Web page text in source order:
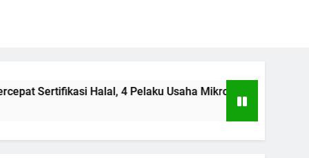
Halal, 4 Pelaku Usaha Mikro Lulus Sidang Fatwa